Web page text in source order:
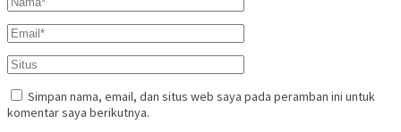
Simpan nama, email, dan situs web saya pada peramban ini untuk
komentar saya berikutnya.